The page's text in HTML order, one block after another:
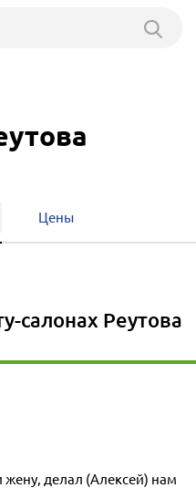
Цены
салонах Реутова
жену, делал (Алексей) нам